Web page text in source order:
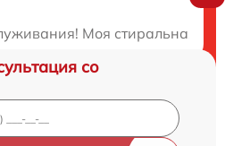
Моя стиральная
со